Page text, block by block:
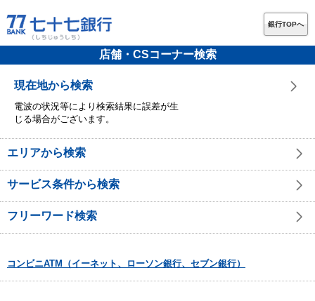
銀行TOPへ
店舗・CSコーナー検索
現在地から検索
電波の状況等により検索結果に誤差が生
じる場合がございます。
エリアから検索
サービス条件から検索
フリーワード検索
コンビニATM（イーネット、ローソン銀行、セブン銀行）